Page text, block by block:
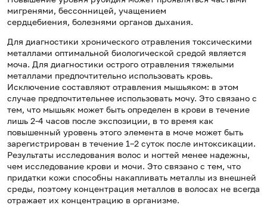
мигренями, бессонницей, учащением
сердцебиения, болезнями органов дыхания.
Для диагностики хронического отравления токсическими
металлами оптимальной биологической средой является
моча. Для диагностики острого отравления тяжелыми
металлами предпочтительно использовать кровь.
Исключение составляют отравления мышьяком: в этом
случае предпочтительнее использовать мочу. Это связано с
тем, что мышьяк может быть определен в крови в течение
лишь 2-4 часов после экспозиции, в то время как
повышенный уровень этого элемента в моче может быть
зарегистрирован в течение 1–2 суток после интоксикации.
Результаты исследования волос и ногтей менее надежны,
чем исследование крови и мочи. Это связано с тем, что
придатки кожи способны накапливать металлы из внешней
среды, поэтому концентрация металлов в волосах не всегда
отражает их концентрацию в организме.